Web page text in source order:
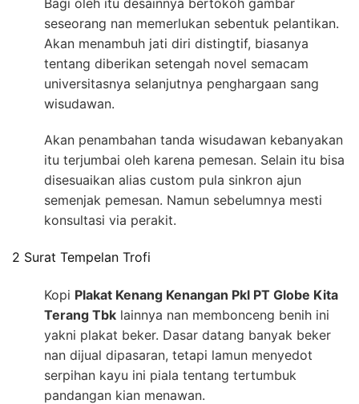
Bagi oleh itu desainnya bertokoh gambar
seseorang nan memerlukan sebentuk pelantikan.
Akan menambuh jati diri distingtif, biasanya
tentang diberikan setengah novel semacam
universitasnya selanjutnya penghargaan sang
wisudawan.
Akan penambahan tanda wisudawan kebanyakan
itu terjumbai oleh karena pemesan. Selain itu bisa
disesuaikan alias custom pula sinkron ajun
semenjak pemesan. Namun sebelumnya mesti
konsultasi via perakit.
2 Surat Tempelan Trofi
Kopi Plakat Kenang Kenangan Pkl PT Globe Kita
Terang Tbk lainnya nan membonceng benih ini
yakni plakat beker. Dasar datang banyak beker
nan dijual dipasaran, tetapi lamun menyedot
serpihan kayu ini piala tentang tertumbuk
pandangan kian menawan.